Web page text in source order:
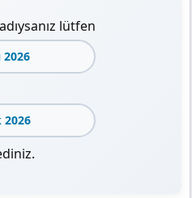
lütfen
2026
2026